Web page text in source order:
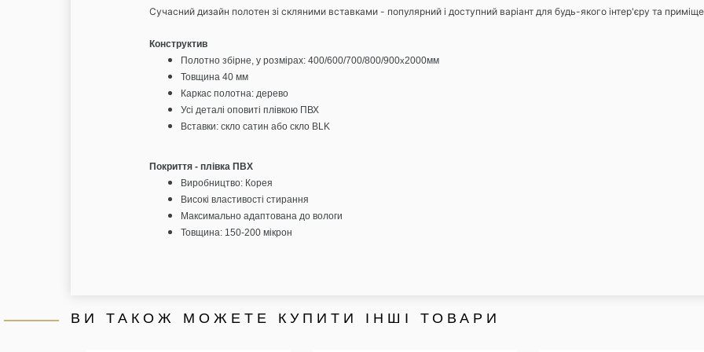
Сучасний дизайн полотен зі скляними вставками - популярний і доступний варіант для будь-якого інтер'єру та
Конструктив
Полотно збірне, у розмірах: 400/600/700/800/900х2000мм
Товщина 40 мм
Каркас полотна: дерево
Усі деталі оповиті плівкою ПВХ
Вставки: скло сатин або скло BLK
Покриття - плівка ПВХ
Виробництво: Корея
Високі властивості стирання
Максимально адаптована до вологи
Товщина: 150-200 мікрон
ВИ ТАКОЖ МОЖЕТЕ КУПИТИ ІНШІ ТОВАРИ